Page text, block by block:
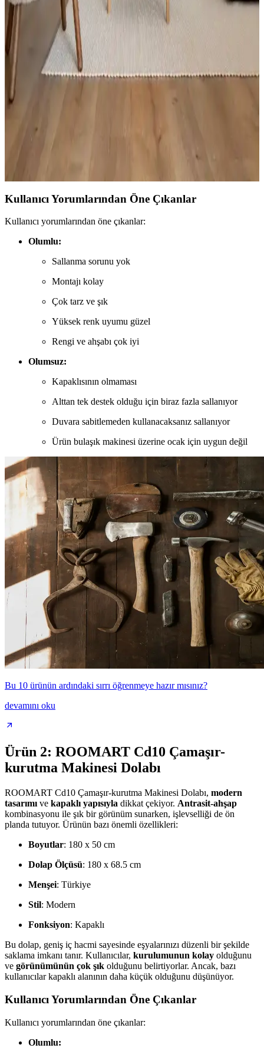
Dolap Süsleri ile Evinize Şıklık ve Fonksiyonellik
Katmanın Yolları
Dolap süsleri, estetik ve kullanım kolaylığı sağlayan detaylardır.
Çeşitli malzeme ve tasarımlarla kişiselleştirilebilir, güncel trendler ise
doğal ve minimalist yaklaşımları ön plana çıkarır.
Evde Dağınıklığa Son Veren Çok Amaçlı Depolama
Çözümleri ve Pratik Ürünler
Dar alanlarda bile evinizi düzenli tutmanızı sağlayan çok katlı
dolaplar ve pratik depolama ürünleri hakkında detaylar. Evinizdeki
dağınıklığı azaltmak ve yaşam kalitenizi artırmak için ideal
Kullanıcı Yorumlarından Öne Çıkanlar
Kullanıcı yorumlarından öne çıkanlar:
Olumlu:
Sallanma sorunu yok
Montajı kolay
Çok tarz ve şık
Yüksek renk uyumu güzel
Rengi ve ahşabı çok iyi
Olumsuz:
Kapaklısının olmaması
Alttan tek destek olduğu için biraz fazla sallanıyor
Duvara sabitlemeden kullanacaksanız sallanıyor
Ürün bulaşık makinesi üzerine ocak için uygun değil
Bu 10 ürünün ardındaki sırrı öğrenmeye hazır mısınız?
devamını oku
Ürün 2: ROOMART Cd10 Çamaşır-
kurutma Makinesi Dolabı
ROOMART Cd10 Çamaşır-kurutma Makinesi Dolabı, modern
tasarımı ve kapaklı yapısıyla dikkat çekiyor. Antrasit-ahşap
kombinasyonu ile şık bir görünüm sunarken, işlevselliği de ön
planda tutuyor. Ürünün bazı önemli özellikleri:
Boyutlar: 180 x 50 cm
Dolap Ölçüsü: 180 x 68.5 cm
Menşei: Türkiye
Stil: Modern
Fonksiyon: Kapaklı
Bu dolap, geniş iç hacmi sayesinde eşyalarınızı düzenli bir şekilde
saklama imkanı tanır. Kullanıcılar, kurulumunun kolay olduğunu
ve görünümünün çok şık olduğunu belirtiyorlar. Ancak, bazı
kullanıcılar kapaklı alanının daha küçük olduğunu düşünüyor.
Kullanıcı Yorumlarından Öne Çıkanlar
Kullanıcı yorumlarından öne çıkanlar:
Olumlu: